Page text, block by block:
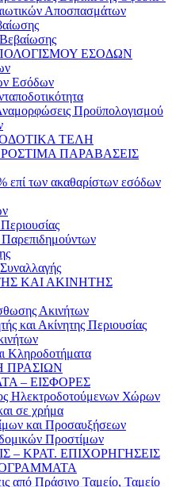
Αποσπασμάτων
ΕΣΟΔΩΝ
Εσόδων
Προϋπολογισμού
ΤΕΛΗ
ΠΑΡΑΒΑΣΕΙΣ
επί των ακαθαρίστων εσόδων
Παρεπιδημούντων
ΚΑΙ ΑΚΙΝΗΤΗΣ
Ακινήτων
και Ακίνητης Περιουσίας
Κληροδοτήματα
ΠΡΑΣΙΩΝ
– ΕΙΣΦΟΡΕΣ
Ηλεκτροδοτούμενων Χώρων
σε χρήμα
και Προσαυξήσεων
Προστίμων
– ΚΡΑΤ. ΕΠΙΧΟΡΗΓΗΣΕΙΣ
από Πράσινο Ταμείο, Ταμείο